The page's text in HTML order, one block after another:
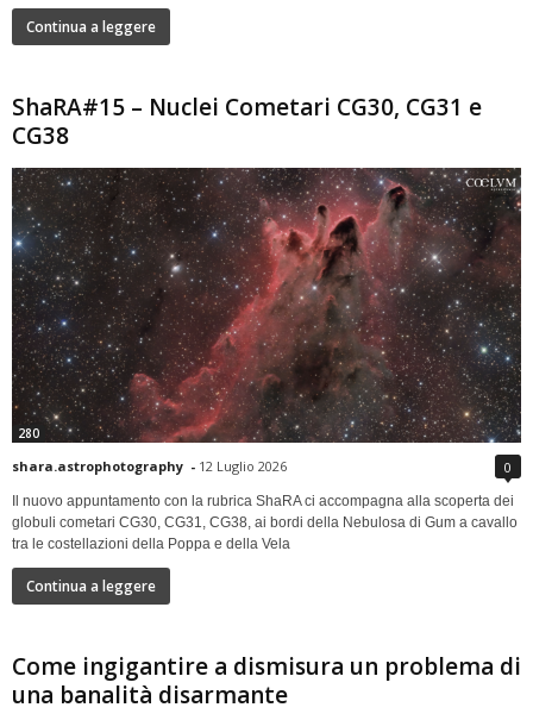
Continua a leggere
ShaRA#15 – Nuclei Cometari CG30, CG31 e
CG38
280
shara.astrophotography - 12 Luglio 2026 0
Il nuovo appuntamento con la rubrica ShaRA ci accompagna alla scoperta dei
globuli cometari CG30, CG31, CG38, ai bordi della Nebulosa di Gum a cavallo
tra le costellazioni della Poppa e della Vela
Continua a leggere
Come ingigantire a dismisura un problema di
una banalità disarmante